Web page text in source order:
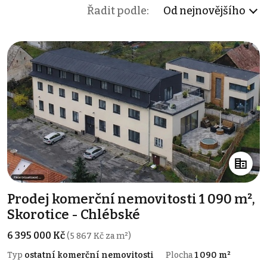
Řadit podle: Od nejnovějšího
Prodej komerční nemovitosti 1 090 m²,
Skorotice - Chlébské
6 395 000 Kč(5 867 Kč za m²)
Typ ostatní komerční nemovitosti Plocha1 090 m²